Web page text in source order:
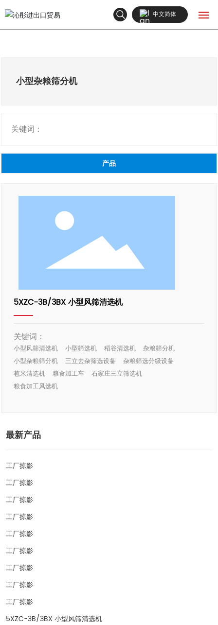
新闻中心
中文简体
小型杂粮筛分机
关键词：
产品
5XZC-3B/3BX 小型风筛清选机
关键词：
小型风筛清选机 小型筛选机 稻谷清选机
杂粮筛分机
小型杂粮筛分机
三立去杂筛选设备
杂粮筛选分级设备
苞米清选机
粮食加工车
石家庄三立筛选机
粮食加工风选机
最新产品
工厂掠影
工厂掠影
工厂掠影
工厂掠影
工厂掠影
工厂掠影
工厂掠影
工厂掠影
工厂掠影
5XZC-3B/3BX 小型风筛清选机